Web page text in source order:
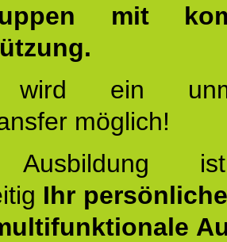
mit
wird ein
möglich!
Ausbildung
Ihr